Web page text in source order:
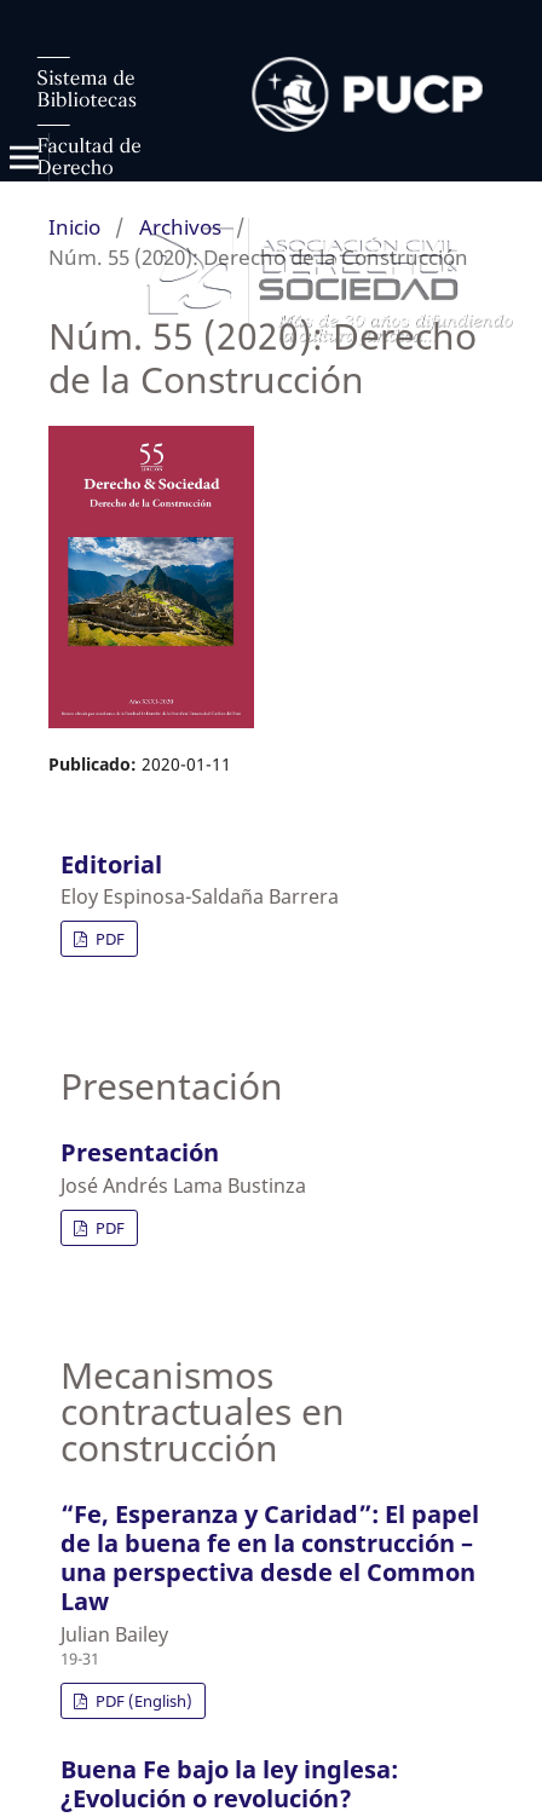
Inicio / Archivos /
Núm. 55 (2020): Derecho de la Construcción
Núm. 55 (2020): Derecho
de la Construcción
Publicado: 2020-01-11
Editorial
Eloy Espinosa-Saldaña Barrera
PDF
Presentación
Presentación
José Andrés Lama Bustinza
PDF
Mecanismos
contractuales en
construcción
“Fe, Esperanza y Caridad”: El papel
de la buena fe en la construcción –
una perspectiva desde el Common
Law
Julian Bailey
19-31
PDF (English)
Buena Fe bajo la ley inglesa:
¿Evolución o revolución?